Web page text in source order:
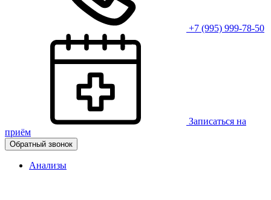
+7 (995) 999-78-50
Записаться на
приём
Обратный звонок
Анализы